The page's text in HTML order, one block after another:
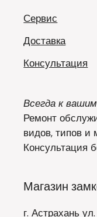
Сервис
Доставка
Консультация
Всегда к
Ремонт
видов, типов и
Консультация
Магазин
г. Астрахань